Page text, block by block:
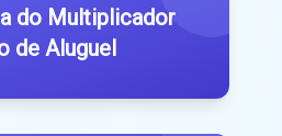
do Multiplicador
de Aluguel